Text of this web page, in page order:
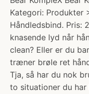
Kategori: Produkter
Håndledsbind. Pris:
knasende lyd når
clean? Eller er du
træner brøle ret
Tja, så har du nok
to situationer du